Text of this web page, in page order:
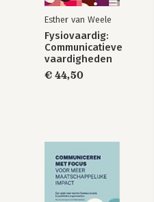
Esther van Weele
Fysiovaardig:
Communicatieve
vaardigheden
€ 44,50